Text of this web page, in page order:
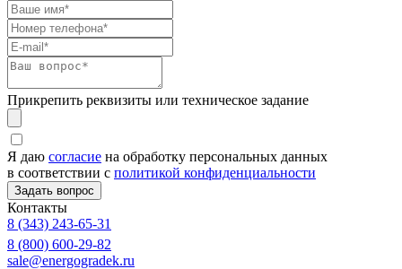
Прикрепить реквизиты или техническое задание
Я даю согласие на обработку персональных данных
в соответствии с политикой конфиденциальности
Контакты
8 (343) 243-65-31
8 (800) 600-29-82
sale@energogradek.ru